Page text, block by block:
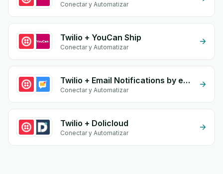
Conectar y Automatizar
Twilio + YouCan Ship
Conectar y Automatizar
Twilio + Email Notifications by eGrow
Conectar y Automatizar
Twilio + Dolicloud
Conectar y Automatizar